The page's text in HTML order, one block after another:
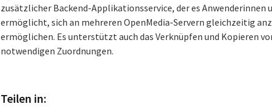
zusätzlicher Backend-Applikationsservice, der es Anwenderinnen
ermöglicht, sich an mehreren OpenMedia-Servern gleichzeitig
ermöglichen. Es unterstützt auch das Verknüpfen und Kopieren
notwendigen Zuordnungen.
Teilen in: